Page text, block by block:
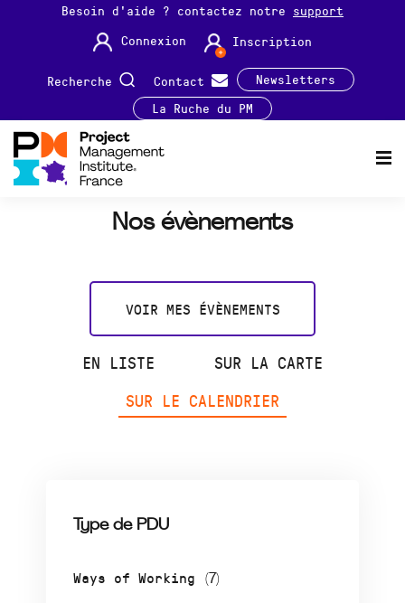
Besoin d'aide ? contactez notre support
Connexion
Inscription
Recherche Contact
Newsletters
La Ruche du PM
Nos évènements
VOIR MES ÉVÈNEMENTS
EN LISTE
SUR LA CARTE
SUR LE CALENDRIER
Type de PDU
Ways of Working (7)